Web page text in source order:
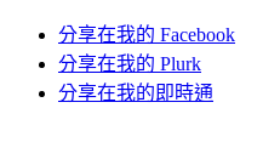
分享在我的 Facebook
分享在我的 Plurk
分享在我的即時通